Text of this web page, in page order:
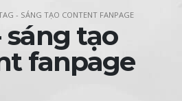
- SÁNG TẠO CONTENT FANPAGE
sáng tạo
fanpage